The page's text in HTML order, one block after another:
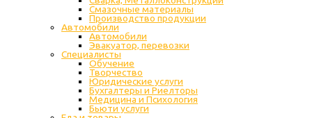
Cмазочные материалы
Производство продукции
Автомобили
Автомобили
Эвакуатор, перевозки
Специалисты
Обучение
Творчество
Юридические услуги
Бухгалтеры и Риелторы
Медицина и Психология
Бьюти услуги